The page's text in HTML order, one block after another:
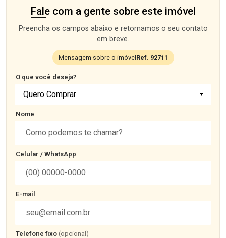
Fale com a gente sobre este imóvel
Preencha os campos abaixo e retornamos o seu contato
em breve.
Mensagem sobre o imóvel Ref. 92711
O que você deseja?
Quero Comprar
Nome
Celular / WhatsApp
E-mail
Telefone fixo (opcional)